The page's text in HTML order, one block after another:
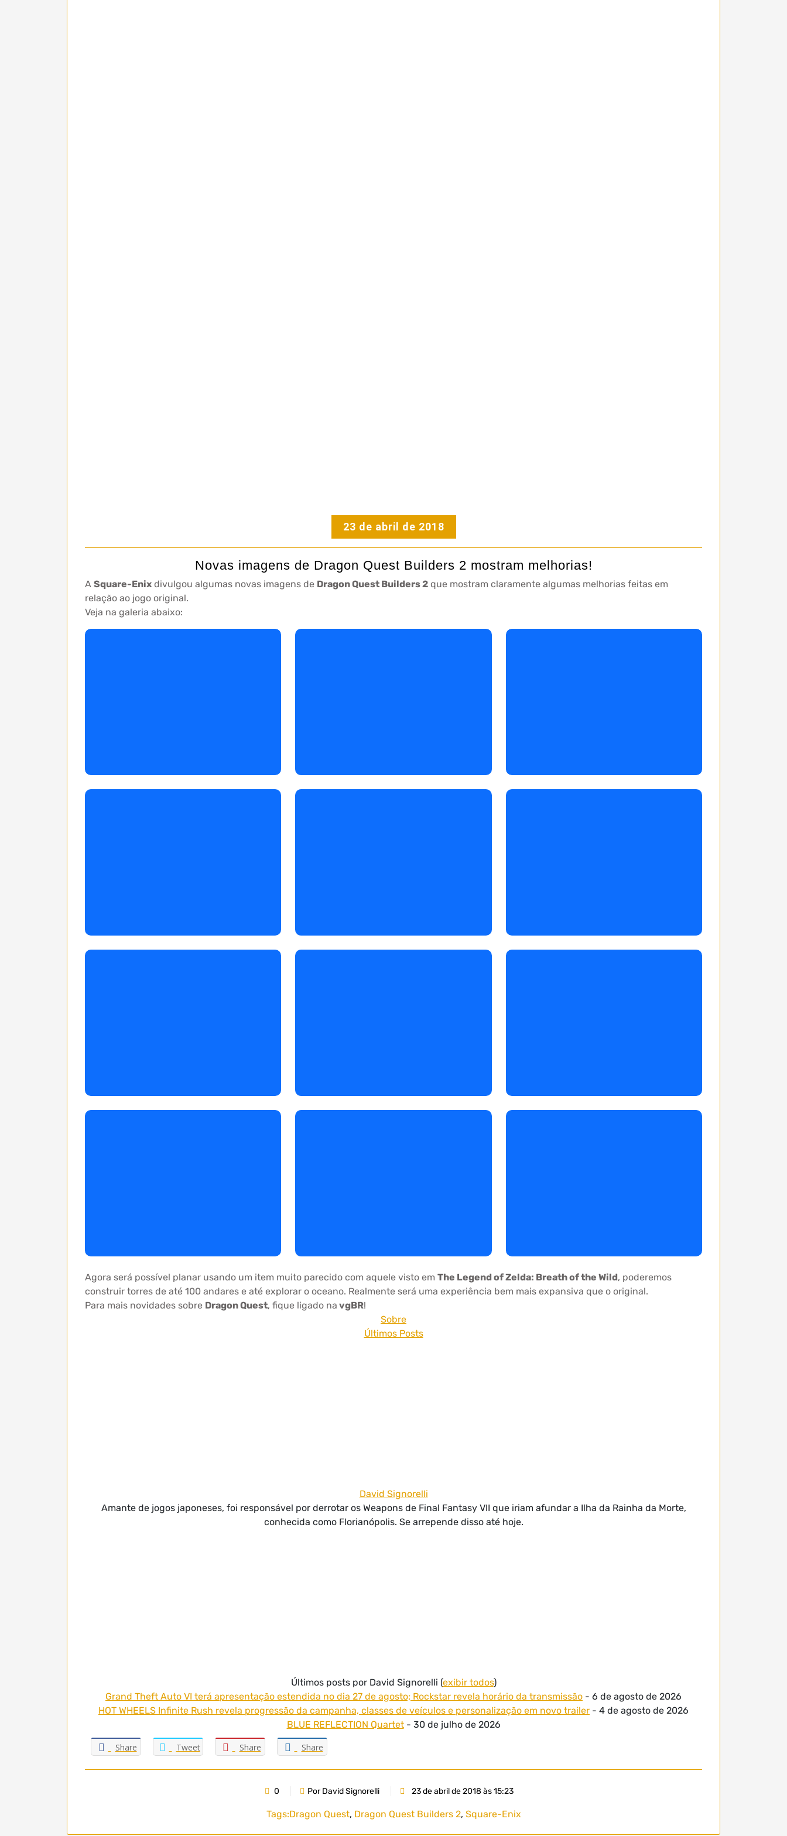
23 de abril de 2018
Novas imagens de Dragon Quest Builders 2 mostram melhorias!
A Square-Enix divulgou algumas novas imagens de Dragon Quest Builders 2 que mostram claramente algumas melhorias feitas em
relação ao jogo original.
Veja na galeria abaixo:
Agora será possível planar usando um item muito parecido com aquele visto em The Legend of Zelda: Breath of the Wild, poderemos
construir torres de até 100 andares e até explorar o oceano. Realmente será uma experiência bem mais expansiva que o original.
Para mais novidades sobre Dragon Quest, fique ligado na vgBR!
Sobre
Últimos Posts
David Signorelli
Amante de jogos japoneses, foi responsável por derrotar os Weapons de Final Fantasy VII que iriam afundar a Ilha da Rainha da Morte,
conhecida como Florianópolis. Se arrepende disso até hoje.
Últimos posts por David Signorelli (exibir todos)
Grand Theft Auto VI terá apresentação estendida no dia 27 de agosto; Rockstar revela horário da transmissão - 6 de agosto de 2026
HOT WHEELS Infinite Rush revela progressão da campanha, classes de veículos e personalização em novo trailer - 4 de agosto de 2026
BLUE REFLECTION Quartet- 30 de julho de 2026
Share Tweet Share Share
0 Por David Signorelli 23 de abril de 2018 às 15:23
Tags:Dragon Quest, Dragon Quest Builders 2, Square-Enix